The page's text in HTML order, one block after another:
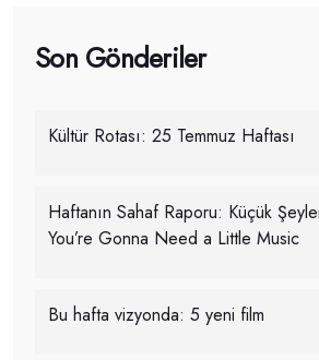
Son Gönderiler
Kültür Rotası: 25 Temmuz Haftası
Haftanın Sahaf Raporu: Küçük
You’re Gonna Need a Little Music
Bu hafta vizyonda: 5 yeni film